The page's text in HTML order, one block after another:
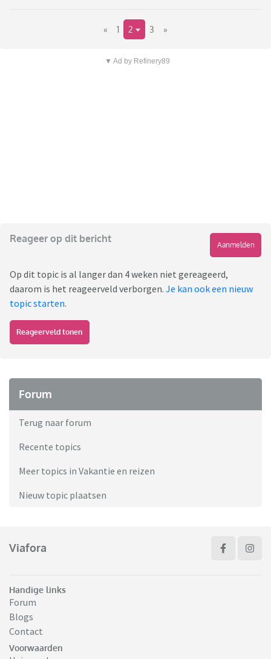
« 1 2 3 »
▼ Ad by Refinery89
Reageer op dit bericht
Aanmelden
Op dit topic is al langer dan 4 weken niet gereageerd,
daarom is het reageerveld verborgen. Je kan ook een nieuw
topic starten.
Reageerveld tonen
Forum
Terug naar forum
Recente topics
Meer topics in Vakantie en reizen
Nieuw topic plaatsen
Viafora
Handige links
Forum
Blogs
Contact
Voorwaarden